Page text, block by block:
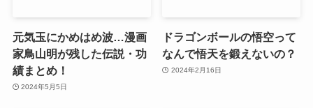
元気玉にかめはめ波…漫画
家鳥山明が残した伝説・功
績まとめ！
2024年5月5日
ドラゴンボールの悟空って
なんで悟天を鍛えないの？
2024年2月16日